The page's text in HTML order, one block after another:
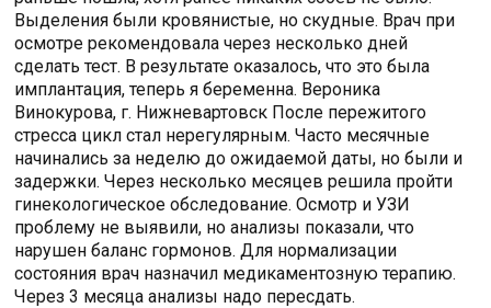
Выделения были кровянистые, но скудные. Врач при
осмотре рекомендовала через несколько дней
сделать тест. В результате оказалось, что это была
имплантация, теперь я беременна. Вероника
Винокурова, г. Нижневартовск После пережитого
стресса цикл стал нерегулярным. Часто месячные
начинались за неделю до ожидаемой даты, но были и
задержки. Через несколько месяцев решила пройти
гинекологическое обследование. Осмотр и УЗИ
проблему не выявили, но анализы показали, что
нарушен баланс гормонов. Для нормализации
состояния врач назначил медикаментозную терапию.
Через 3 месяца анализы надо пересдать.